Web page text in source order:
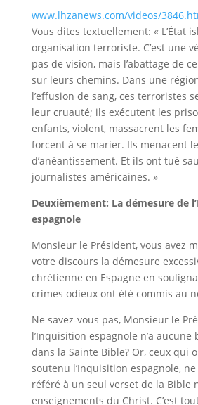
www.lhzanews.com/videos/
Vous dites textuellement: « L’État
organisation terroriste. C’est une
pas de vision, mais l’abattage de
sur leurs chemins. Dans une
l’effusion de sang, ces terroristes
leur cruauté; ils exécutent les
enfants, violent, massacrent les
forcent à se marier. Ils menacent
d’anéantissement. Et ils ont tué
journalistes américaines. »
Deuxièmement: La démesure de
espagnole
Monsieur le Président, vous avez
votre discours la démesure
chrétienne en Espagne en
crimes odieux ont été commis au
Ne savez-vous pas, Monsieur le
l’Inquisition espagnole n’a aucune
dans la Sainte Bible? Or, ceux qui
soutenu l’Inquisition espagnole,
référé à un seul verset de la Bible
enseignements du Christ. C’est